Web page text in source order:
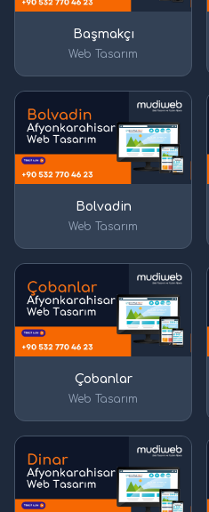
Başmakçı
Web Tasarım
Bolvadin
Web Tasarım
Çobanlar
Web Tasarım